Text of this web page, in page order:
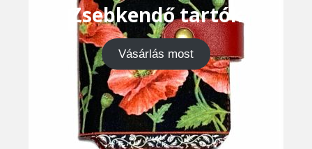
Zsebkendő tartók
Vásárlás most